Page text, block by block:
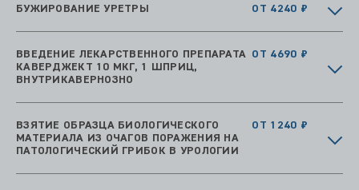
БУЖИРОВАНИЕ УРЕТРЫ ОТ 4240 ₽
ВВЕДЕНИЕ ЛЕКАРСТВЕННОГО ПРЕПАРАТА
КАВЕРДЖЕКТ 10 МКГ, 1 ШПРИЦ,
ВНУТРИКАВЕРНОЗНО
ОТ 4690 ₽
ВЗЯТИЕ ОБРАЗЦА БИОЛОГИЧЕСКОГО
МАТЕРИАЛА ИЗ ОЧАГОВ ПОРАЖЕНИЯ НА
ПАТОЛОГИЧЕСКИЙ ГРИБОК В УРОЛОГИИ
ОТ 1240 ₽